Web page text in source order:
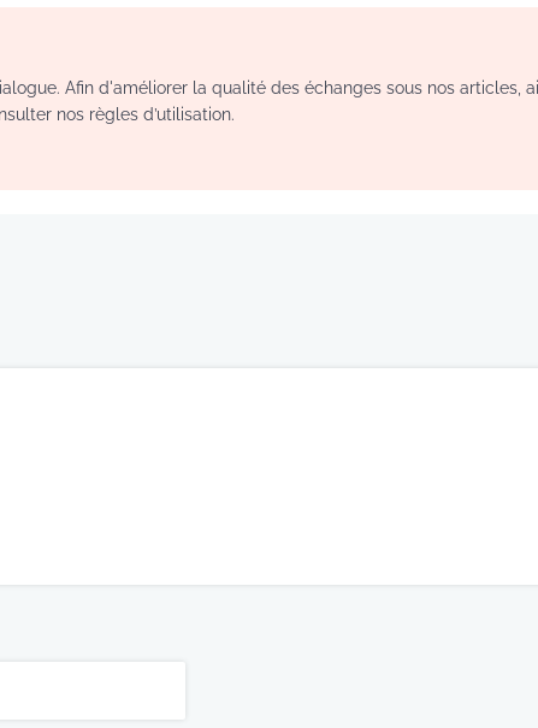
Afin d'améliorer la qualité des échanges sous nos articles,
nos règles d’utilisation.